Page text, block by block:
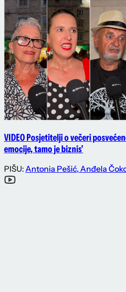
VIDEO Posjetitelji o večeri
emocije, tamo je biznis'
PIŠU: Antonia Pešić,Anđela